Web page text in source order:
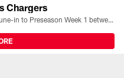
Chargers
All the ways you can watch, stream, and tune-in to Preseason Week 1 between the Texans and the Los Angeles Chargers at Reliant Stadium on August 13.